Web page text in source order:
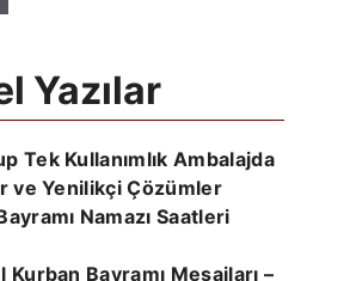
Yazılar
Tek Kullanımlık Ambalajda
ve Yenilikçi Çözümler
Namazı Saatleri
Kurban Bayramı Mesajları –